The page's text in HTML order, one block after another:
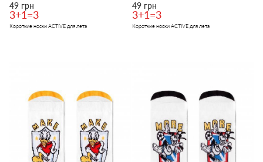
49 грн
3+1=3
Короткие носки ACTIVE для лета
49 грн
3+1=3
Короткие носки ACTIVE для лета